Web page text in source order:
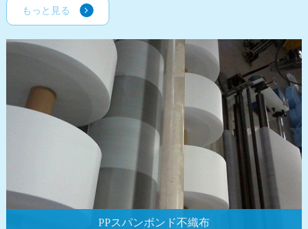
もっと見る
PPスパンボンド不織布